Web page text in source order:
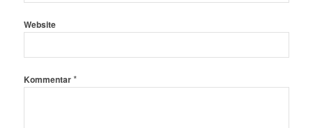
Website
Kommentar*